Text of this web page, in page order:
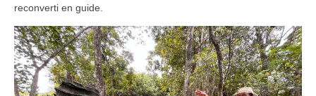
reconverti en guide.